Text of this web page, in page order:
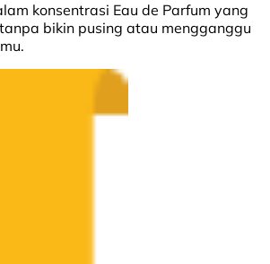
konsentrasi Eau de Parfum yang
bikin pusing atau mengganggu